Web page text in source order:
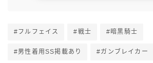
#フルフェイス #戦士 #暗黒騎士
#男性着用SS掲載あり #ガンブレイカー